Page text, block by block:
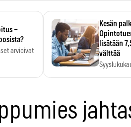
–
arvioivat
Kesän
lisätään
välttää